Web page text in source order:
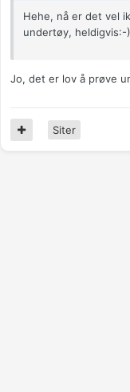
Hehe, nå er det vel
undertøy, heldigvis:-)
Jo, det er lov å prøve
Siter